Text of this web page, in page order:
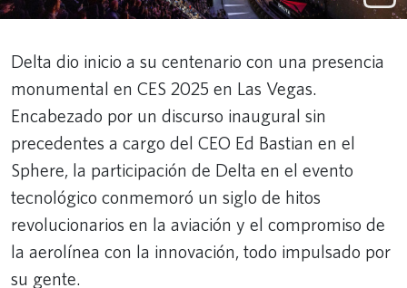
Delta dio inicio a su centenario con una presencia
monumental en CES 2025 en Las Vegas.
Encabezado por un discurso inaugural sin
precedentes a cargo del CEO Ed Bastian en el
Sphere, la participación de Delta en el evento
tecnológico conmemoró un siglo de hitos
revolucionarios en la aviación y el compromiso de
la aerolínea con la innovación, todo impulsado por
su gente.